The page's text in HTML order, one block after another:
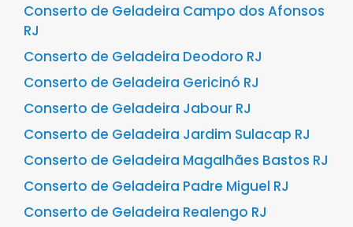
Conserto de Geladeira Campo dos Afonsos
RJ
Conserto de Geladeira Deodoro RJ
Conserto de Geladeira Gericinó RJ
Conserto de Geladeira Jabour RJ
Conserto de Geladeira Jardim Sulacap RJ
Conserto de Geladeira Magalhães Bastos RJ
Conserto de Geladeira Padre Miguel RJ
Conserto de Geladeira Realengo RJ